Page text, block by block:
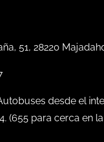
51, 28220
desde el
. (655 para cerca en